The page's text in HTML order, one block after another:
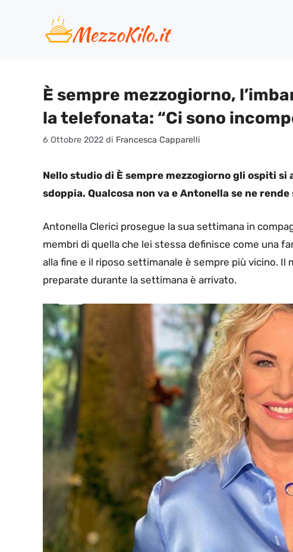
contenuto
È sempre mezzogiorno,
la telefonata: “Ci sono
6 Ottobre 2022 di Francesca Capparelli
Nello studio di È sempre mezzogiorno gli ospiti si
sdoppia. Qualcosa non va e Antonella se ne
Antonella Clerici prosegue la sua settimana in
membri di quella che lei stessa definisce come una
alla fine e il riposo settimanale è sempre più vicino.
preparate durante la settimana è arrivato.